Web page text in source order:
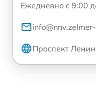
Ежедневно с 9:00
Проспект